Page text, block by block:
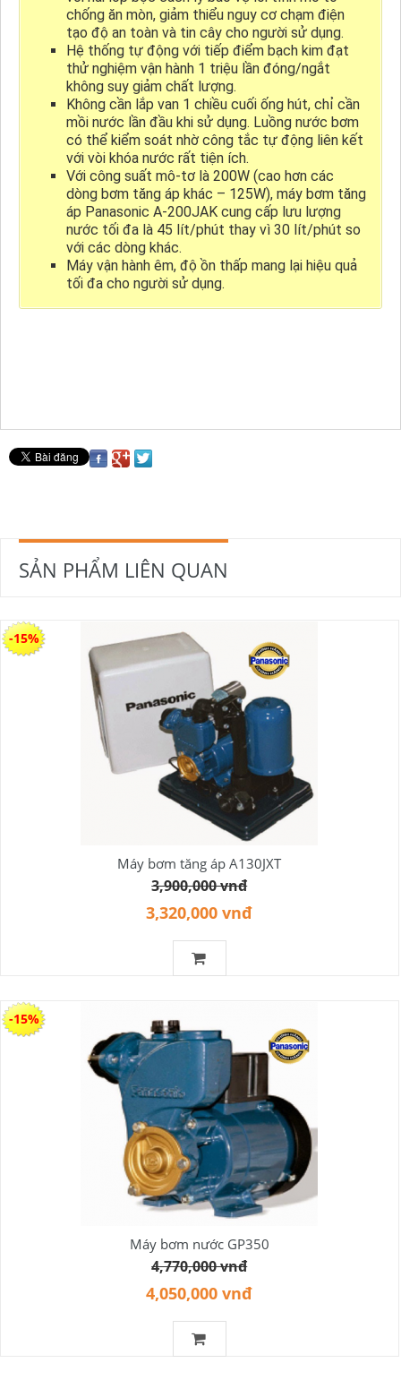
chống ăn mòn, giảm thiểu nguy cơ chạm điện
tạo độ an toàn và tin cây cho người sử dụng.
Hệ thống tự động với tiếp điểm bạch kim đạt
thử nghiệm vận hành 1 triệu lần đóng/ngắt
không suy giảm chất lượng.
Không cần lắp van 1 chiều cuối ống hút, chỉ cần
mồi nước lần đầu khi sử dụng. Luồng nước bơm
có thể kiểm soát nhờ công tắc tự động liên kết
với vòi khóa nước rất tiện ích.
Với công suất mô-tơ là 200W (cao hơn các
dòng bơm tăng áp khác – 125W), máy bơm tăng
áp Panasonic A-200JAK cung cấp lưu lượng
nước tối đa là 45 lít/phút thay vì 30 lít/phút so
với các dòng khác.
Máy vận hành êm, độ ồn thấp mang lại hiệu quả
tối đa cho người sử dụng.
SẢN PHẨM LIÊN QUAN
Máy bơm tăng áp A130JXT
3,900,000 vnđ
3,320,000 vnđ
-15%
Máy bơm nước GP350
4,770,000 vnđ
4,050,000 vnđ
-15%